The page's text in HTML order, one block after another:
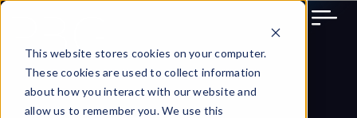
This website stores cookies on your computer.
These cookies are used to collect information
about how you interact with our website and
allow us to remember you. We use this
Skip
content